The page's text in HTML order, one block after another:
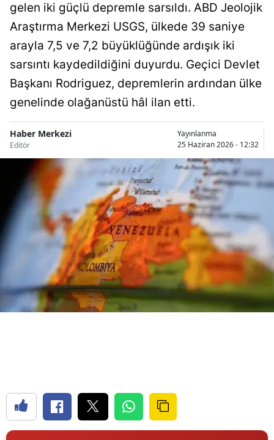
Artvin
Aydın
Balıkesir
Bilecik
Bingöl
Bolu
Burdur
Bursa
Çanakkale
Çankırı
Çorum
Denizli
Erzincan
Erzurum
gelen iki güçlü depremle sarsıldı. ABD Jeolojik
Araştırma Merkezi USGS, ülkede 39 saniye
arayla 7,5 ve 7,2 büyüklüğünde ardışık iki
sarsıntı kaydedildiğini duyurdu. Geçici Devlet
Başkanı Rodriguez, depremlerin ardından ülke
genelinde olağanüstü hâl ilan etti.
Haber Merkezi
Editör
Yayınlanma
25 Haziran 2026 - 12:32